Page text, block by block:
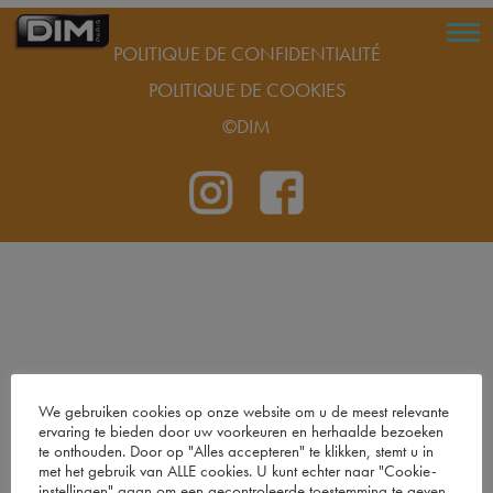
POLITIQUE DE CONFIDENTIALITÉ
POLITIQUE DE COOKIES
©DIM
We gebruiken cookies op onze website om u de meest relevante
ervaring te bieden door uw voorkeuren en herhaalde bezoeken
te onthouden. Door op "Alles accepteren" te klikken, stemt u in
met het gebruik van ALLE cookies. U kunt echter naar "Cookie-